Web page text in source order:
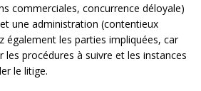
commerciales, concurrence déloyale)
une administration (contentieux
également les parties impliquées, car
les procédures à suivre et les instances
le litige.